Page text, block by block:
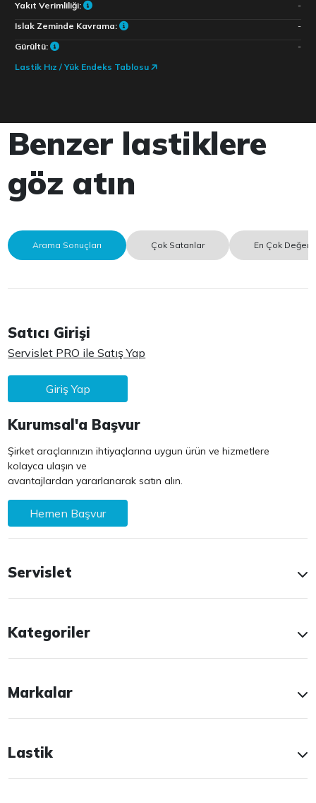
Yakıt Verimliliği:
-
Islak Zeminde Kavrama:
-
Gürültü:
-
Lastik Hız / Yük Endeks Tablosu
Benzer lastiklere
göz atın
Arama Sonuçları Çok Satanlar En Çok
Satıcı Girişi
Servislet PRO ile Satış Yap
Giriş Yap
Kurumsal'a Başvur
Şirket araçlarınızın ihtiyaçlarına uygun ürün ve hizmetlere
kolayca ulaşın ve
avantajlardan yararlanarak satın alın.
Hemen Başvur
Servislet
Kategoriler
Markalar
Lastik